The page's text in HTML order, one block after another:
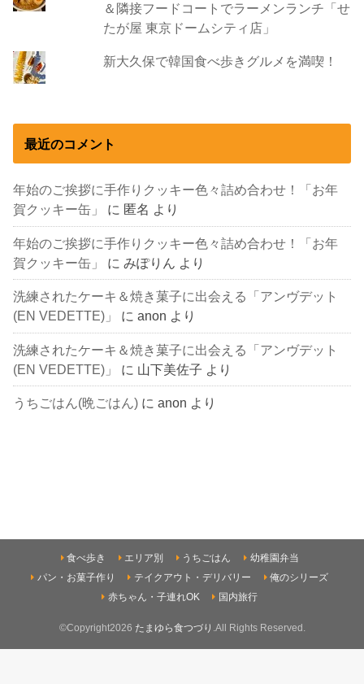
＆隣接フードコートでラーメンランチ「せ
たが屋 東京ドームシティ店」
新大久保で韓国食べ歩きグルメを満喫！
最近のコメント
年始のご挨拶に手作りクッキー色々詰め合わせ！「お年
賀クッキー缶」
に 匿名 より
年始のご挨拶に手作りクッキー色々詰め合わせ！「お年
賀クッキー缶」
にみぽりん より
洗練されたケーキ＆焼き菓子に出会える「アンヴデット
(EN VEDETTE)」
にanon より
洗練されたケーキ＆焼き菓子に出会える「アンヴデット
(EN VEDETTE)」
に 山下美佐子 より
うちごはん(晩ごはん) にanon より
食べ歩き エリア別 うちごはん
幼稚園弁当
パン・お菓子作り
テイクアウト・デリバリー
俺のシリーズ
赤ちゃん・子連れOK
国内旅行
©Copyright2026 たまゆら食つづり .All Rights Reserved.